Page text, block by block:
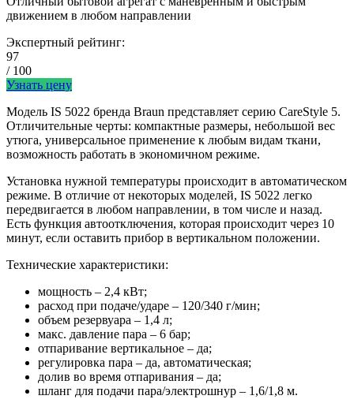
движением в любом направлении
Экспертный рейтинг:
97
/ 100
Узнать цену
Модель IS 5022 бренда Braun представляет серию CareStyle 5.
Отличительные черты: компактные размеры, небольшой вес
утюга, универсальное применение к любым видам ткани,
возможность работать в экономичном режиме.
Установка нужной температуры происходит в автоматическом
режиме. В отличие от некоторых моделей, IS 5022 легко
передвигается в любом направлении, в том числе и назад.
Есть функция автоотключения, которая происходит через 10
минут, если оставить прибор в вертикальном положении.
Технические характеристики:
мощность – 2,4 кВт;
расход при подаче/ударе – 120/340 г/мин;
объем резервуара – 1,4 л;
макс. давление пара – 6 бар;
отпаривание вертикальное – да;
регулировка пара – да, автоматическая;
долив во время отпаривания – да;
шланг для подачи пара/электрошнур – 1,6/1,8 м.